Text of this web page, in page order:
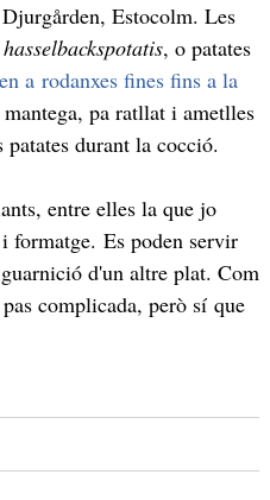
Estocolm. Les
hasselbackspotatis, o patates
a rodanxes fines fins a la
pa ratllat i ametlles
patates durant la cocció.
entre elles la que jo
formatge. Es poden servir
d'un altre plat. Com
complicada, però sí que